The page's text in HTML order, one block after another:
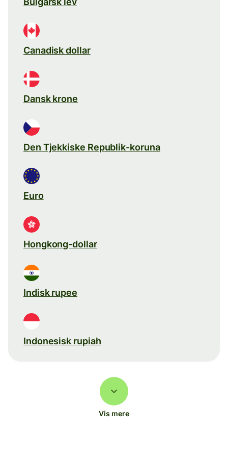
Canadisk dollar
Dansk krone
Den Tjekkiske Republik-koruna
Euro
Hongkong-dollar
Indisk rupee
Indonesisk rupiah
Vis mere